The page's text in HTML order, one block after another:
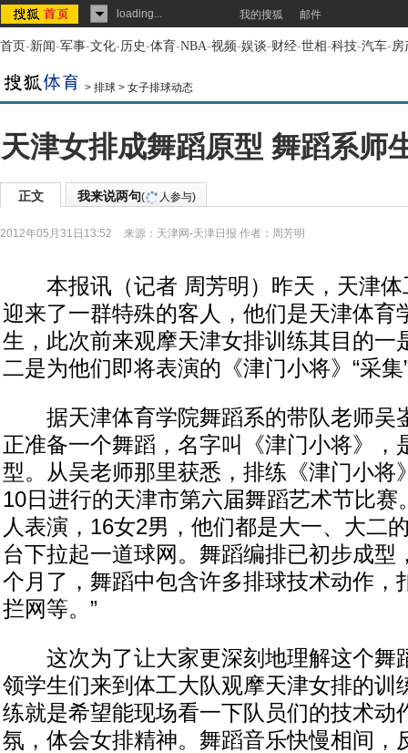
loading... 我的搜狐 邮件
首页-新闻-军事-文化-历史-体育-NBA-视频-娱谈-财经-世相-科技-汽车-房
> 排球 > 女子排球动态
天津女排成舞蹈原型 舞蹈系师
正文 我来说两句( 人参与)
2012年05月31日13:52 来源： 天津网-天津日报 作者：周芳明
本报讯（记者 周芳明）昨天，天津体
迎来了一群特殊的客人，他们是天津体育
生，此次前来观摩天津女排训练其目的一
二是为他们即将表演的《津门小将》“采集
据天津体育学院舞蹈系的带队老师吴
正准备一个舞蹈，名字叫《津门小将》，
型。从吴老师那里获悉，排练《津门小将
10日进行的天津市第六届舞蹈艺术节比赛
人表演，16女2男，他们都是大一、大二
台下拉起一道球网。舞蹈编排已初步成型
个月了，舞蹈中包含许多排球技术动作，
拦网等。”
这次为了让大家更深刻地理解这个舞
领学生们来到体工大队观摩天津女排的训
练就是希望能现场看一下队员们的技术动
氛，体会女排精神。舞蹈音乐快慢相间，